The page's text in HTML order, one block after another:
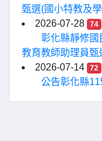
甄選(國小特教及
2026-07-28
74
彰化縣靜修國
教育教師助理員甄
2026-07-14
72
公告彰化縣